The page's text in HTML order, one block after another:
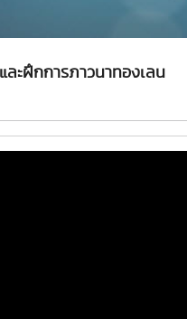
ะฝึกการภาวนาทองเลน